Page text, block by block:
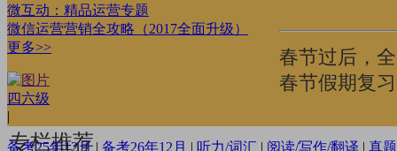
微互动：精品运营专题
微信运营营销全攻略（2017全面升级）
更多>>
四六级
|
备考25年12月 | 备考26年12月 | 听力/词汇 | 阅读/写作/翻译 | 真
春节过后，
春节假期复
专栏推荐